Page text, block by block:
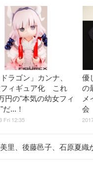
ドラゴン」カンナ、
フィギュア化 これ
円の"本気の幼女フィ
...！
Fri 12:35
優
の
メ
会
里、後藤邑子、石原夏織